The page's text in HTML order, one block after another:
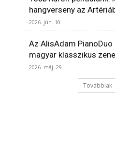
hangverseny az
2026. jún. 10.
Az AlisAdam
magyar klasszikus
2026. máj. 29.
Továbbiak